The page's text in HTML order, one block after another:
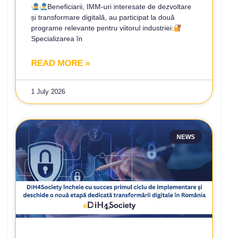
Beneficiarii, IMM-uri interesate de dezvoltare
și transformare digitală, au participat la două
programe relevante pentru viitorul industriei:
Specializarea în
READ MORE »
1 July 2026
NEWS